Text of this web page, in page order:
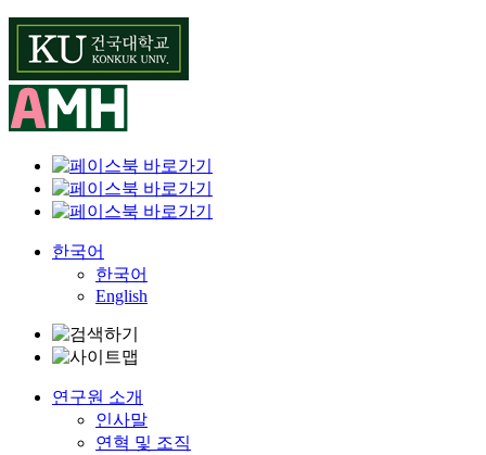
Skip
content
한국어
한국어
English
연구원 소개
인사말
연혁 및 조직